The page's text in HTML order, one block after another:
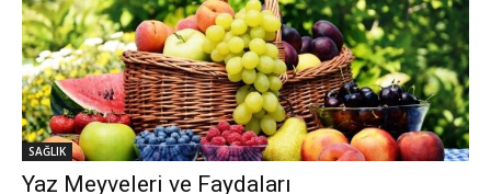
SAĞLIK
Yaz Meyveleri ve Faydaları